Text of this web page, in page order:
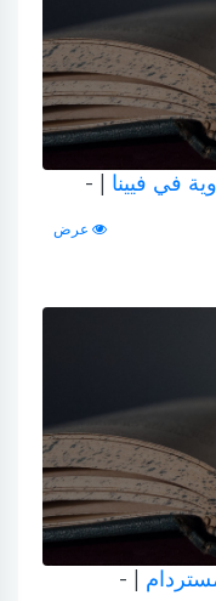
في فيينا | -
عرض
| -